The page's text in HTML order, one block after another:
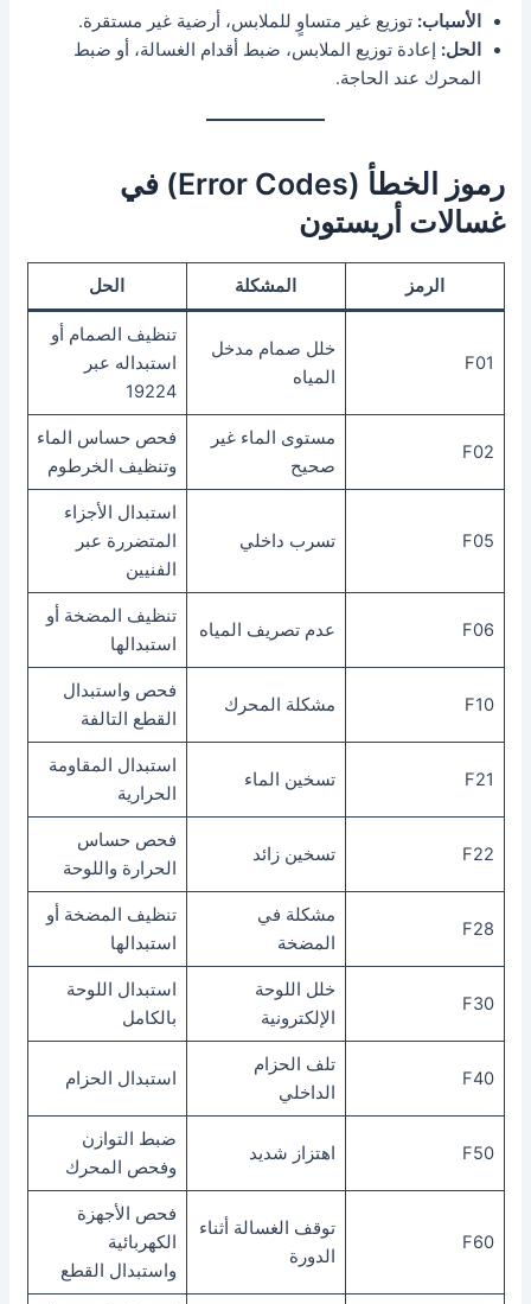
الأسباب: توزيع غير متساوٍ للملابس، أرضية غير مستقرة.
الحل: إعادة توزيع الملابس، ضبط أقدام الغسالة، أو ضبط
المحرك عند الحاجة.
رموز الخطأ (Error Codes) في
غسالات أريستون
الرمز المشكلة الحل
F01
خلل صمام مدخل
المياه
تنظيف الصمام أو
استبداله عبر
19224
F02
مستوى الماء غير
صحيح
فحص حساس الماء
وتنظيف الخرطوم
F05 تسرب داخلي
استبدال الأجزاء
المتضررة عبر
الفنيين
F06 عدم تصريف المياه
تنظيف المضخة أو
استبدالها
F10 مشكلة المحرك
فحص واستبدال
القطع التالفة
F21 تسخين الماء
استبدال المقاومة
الحرارية
F22 تسخين زائد
فحص حساس
الحرارة واللوحة
F28
مشكلة في
المضخة
تنظيف المضخة أو
استبدالها
F30
خلل اللوحة
الإلكترونية
استبدال اللوحة
بالكامل
F40
تلف الحزام
الداخلي
استبدال الحزام
F50 اهتزاز شديد
ضبط التوازن
وفحص المحرك
F60
توقف الغسالة أثناء
الدورة
فحص الأجهزة
الكهربائية
واستبدال القطع